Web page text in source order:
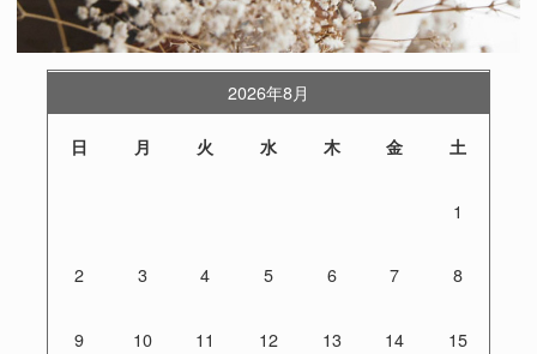
2026年8月
日 月 火 水 木 金 土
1
2 3 4 5 6 7 8
9 10 11 12 13 14 15